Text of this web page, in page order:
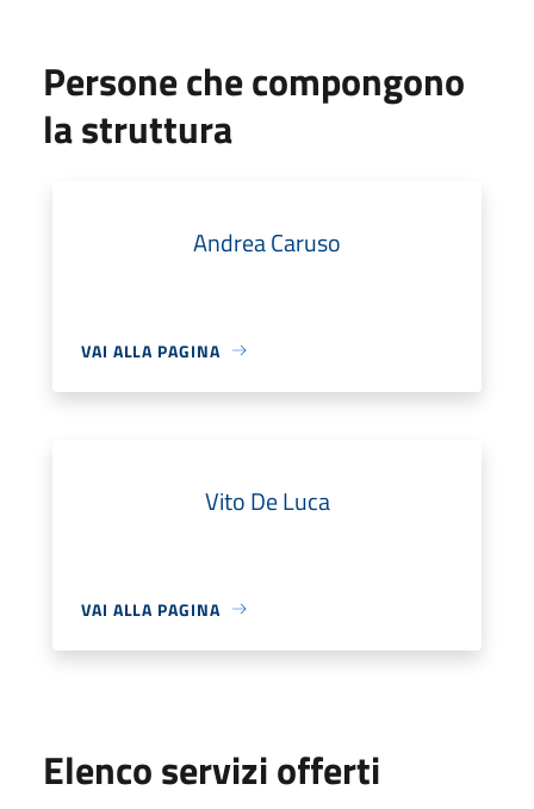
Persone che compongono
la struttura
Andrea Caruso
VAI ALLA PAGINA
Vito De Luca
VAI ALLA PAGINA
Elenco servizi offerti